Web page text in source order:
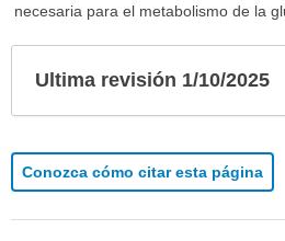
necesaria para el metabolismo de la
Ultima revisión 1/10/2025
Conozca cómo citar esta página